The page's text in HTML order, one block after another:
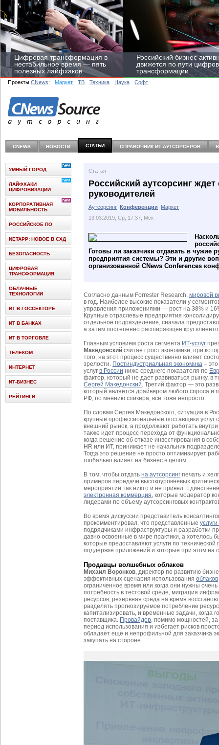
Цифровая трансформация в
нестабильное время — пять
полезных лайфхаков
Российский бизнес
движется по пути
трансформации
цифровизироваться со
скоростью крупных
Проекты CNews: Маркет ТВ Техника Наука Софт
CNEWS НОВОСТИ СТАТЬИ СПРАВОЧНИК ИТ-АУТСОРCЕРОВ
Статья
Российский аутсорсинг
руководителей
Аутсорсинг Конференции
Маркет
13.03.2019, Ср, 17:37, Мск
Готовы ли заказчики отдавать в чужие
предприятия системы? Эти и другие
организованной CNews Conferences
Согласно данным Forrester Research, мировой
в год. Наиболее высокие показатели у
управления приложениями — рост на 38% и
Крупные отраслевые предприятия
отдельное подразделение, сначала
а затем постепенно расширяющее круг
Главным условием роста сегмента ИТ-услуг
Македонский считает рост экономики, при
того, на этот процесс существенно влияет
зрелости. Постиндустриальная экономика –
услуг в России ниже среднего показателя по
фактор, который не дает развиваться рынку, в
Сергей Македонский. Третий фактор — это
который является драйвером любого спроса и
РФ, по мнению спикера, все тоже непросто.
По словам Сергея Македонского, ситуация в
крупные профессиональные поставщики
внешний рынок, а продолжают работать
также идет процесс перехода от
когда решение об отказе инвестирования в
HR или ИТ, принимает не начальник
Тогда это решение не просто оптимизирует
глобально влияет на бизнес в целом.
В том, чтобы отдать на аутсорсинг печать и
примеров передачи высокоуровневых
мероприятии так никто и не привел.
электронная коммерция, которые модератор
лидерами по объему аутсорсинговых
Во время дискуссии представитель
прокомментировал, что представленные
подрядчиками инфраструктуры и разработки
давно освоенные в мире практики, а хотелось
которые предоставляют услуги по
поддержке приложений и которые при этом на
Продавцы волшебных облаков
Михаил Воронков, директор по развитию
эффективных сценария использования облаков
ограниченное время или когда они нужны
потребность в тестовой среде, миграция
ресурсов, резервная среда на время
разделять прогнозируемое потребление
капитализировать, и временные задачи, когда
поставщика. Провайдер, помимо мощностей, за
период использования и избегает рисков
обладает еще и непрофильной для заказчика
закупать на стороне.
УМНЫЙ ГОРОД
ЛАЙФХАКИ
ЦИФРОВИЗАЦИИ
КОРПОРАТИВНАЯ
МОБИЛЬНОСТЬ
РОССИЙСКОЕ ПО
NETAPP: НОВОЕ В СХД
БЕЗОПАСНОСТЬ
ЦИФРОВАЯ
ТРАНСФОРМАЦИЯ
ОБЛАЧНЫЕ
ТЕХНОЛОГИИ
ИТ В ГОССЕКТОРЕ
ИТ В БАНКАХ
ИТ В ТОРГОВЛЕ
ТЕЛЕКОМ
ИНТЕРНЕТ
ИТ-БИЗНЕС
РЕЙТИНГИ